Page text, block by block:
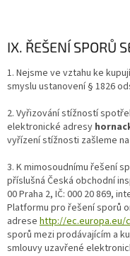
IX. ŘEŠENÍ SPORŮ
1. Nejsme ve vztahu ke
smyslu ustanovení § 1826
2. Vyřizování stížností
elektronické adresy
vyřízení stížnosti zašleme
3. K mimosoudnímu řešení
příslušná Česká obchodní
00 Praha 2, IČ: 000 20 869,
Platformu pro řešení sporů
adrese http://ec.europa.eu/
sporů mezi prodávajícím a
smlouvy uzavřené